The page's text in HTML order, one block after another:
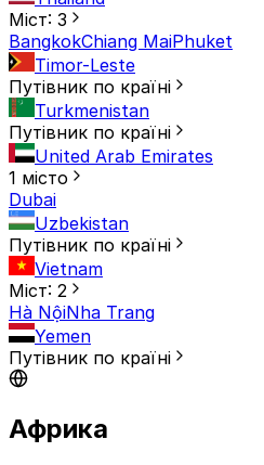
Міст: 3
BangkokChiang MaiPhuket
Timor-Leste
Путівник по країні
Turkmenistan
Путівник по країні
United Arab Emirates
1 місто
Dubai
Uzbekistan
Путівник по країні
Vietnam
Міст: 2
Hà NộiNha Trang
Yemen
Путівник по країні
Африка